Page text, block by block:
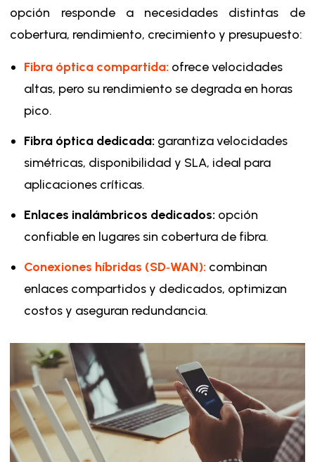
opción responde a necesidades distintas de
cobertura, rendimiento, crecimiento y presupuesto:
Fibra óptica compartida: ofrece velocidades
altas, pero su rendimiento se degrada en horas
pico.
Fibra óptica dedicada: garantiza velocidades
simétricas, disponibilidad y SLA, ideal para
aplicaciones críticas.
Enlaces inalámbricos dedicados: opción
confiable en lugares sin cobertura de fibra.
Conexiones híbridas (SD‑WAN): combinan
enlaces compartidos y dedicados, optimizan
costos y aseguran redundancia.